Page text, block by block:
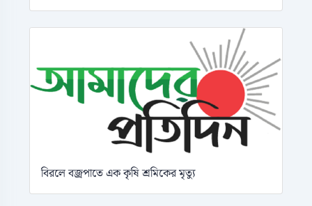
বিরলে বজ্রপাতে এক কৃষি শ্রমিকের মৃত্যু